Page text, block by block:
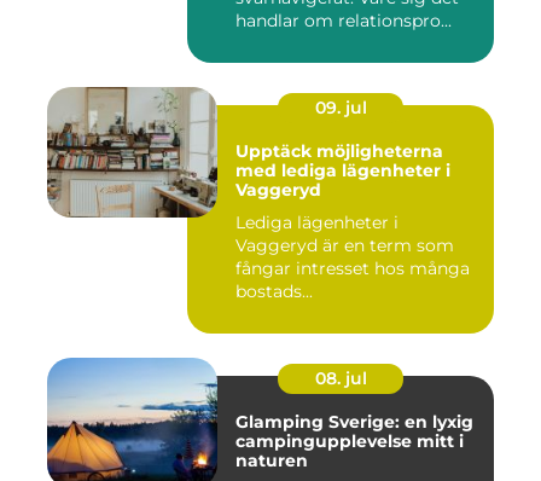
handlar om relationspro...
09. jul
Upptäck möjligheterna
med lediga lägenheter i
Vaggeryd
Lediga lägenheter i
Vaggeryd är en term som
fångar intresset hos många
bostads...
08. jul
Glamping Sverige: en lyxig
campingupplevelse mitt i
naturen